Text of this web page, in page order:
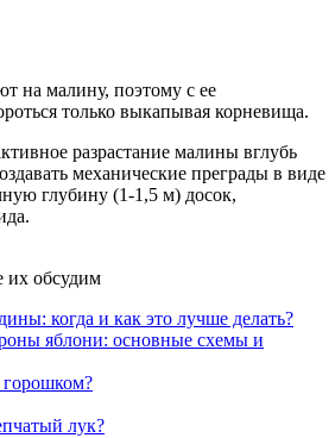
на малину, поэтому с ее
только выкапывая корневища.
разрастание малины вглубь
механические преграды в виде
глубину (1-1,5 м) досок,
их обсудим
когда и как это лучше делать?
яблони: основные схемы и
горошком?
лук?